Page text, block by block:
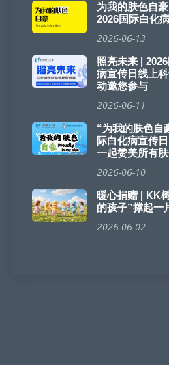
为我的肤色自
2026国际白化
2026-06-13
照亮未来 |
病宣传日线上
动邀您参与
2026-06-11
“为我的肤色
际白化病宣传
一起赞美所有
2026-06-10
暖心捐赠 | KK
的孩子”撑起一
2026-06-02